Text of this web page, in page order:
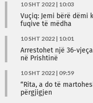
10 SHT 2022 | 10:03
Vuçiq: Jemi bërë
fuqive të mëdha
10 SHT 2022 | 10:01
Arrestohet një 36-
në Prishtinë
10 SHT 2022 | 09:59
“Rita, a do të
përgjigjen